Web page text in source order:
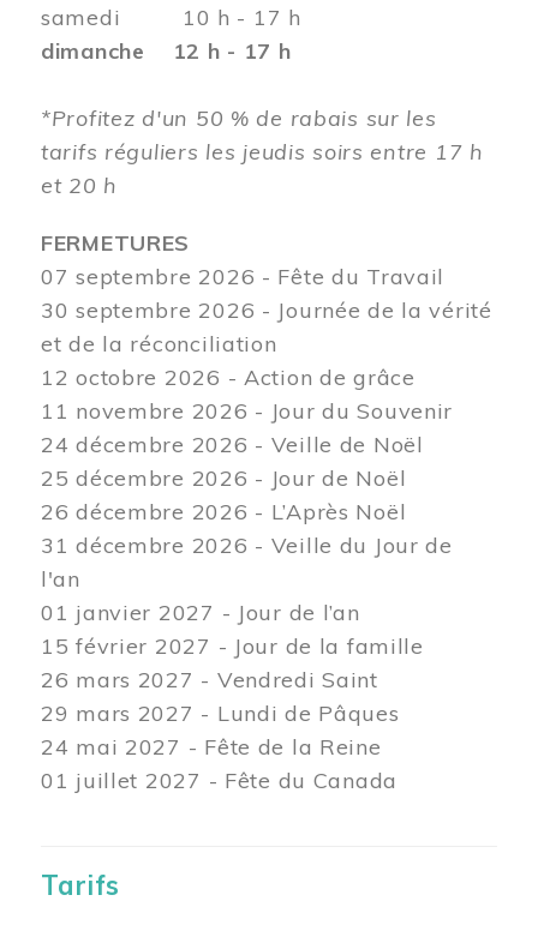
samedi 10 h - 17 h
dimanche 12 h - 17 h
*Profitez d'un 50 % de rabais sur les
tarifs réguliers les jeudis soirs entre 17 h
et 20 h
FERMETURES
07 septembre 2026 - Fête du Travail
30 septembre 2026 - Journée de la vérité
et de la réconciliation
12 octobre 2026 - Action de grâce
11 novembre 2026 - Jour du Souvenir
24 décembre 2026 - Veille de Noël
25 décembre 2026 - Jour de Noël
26 décembre 2026 - L’Après Noël
31 décembre 2026 - Veille du Jour de
l'an
01 janvier 2027 - Jour de l’an
15 février 2027 - Jour de la famille
26 mars 2027 - Vendredi Saint
29 mars 2027 - Lundi de Pâques
24 mai 2027 - Fête de la Reine
01 juillet 2027 - Fête du Canada
Tarifs